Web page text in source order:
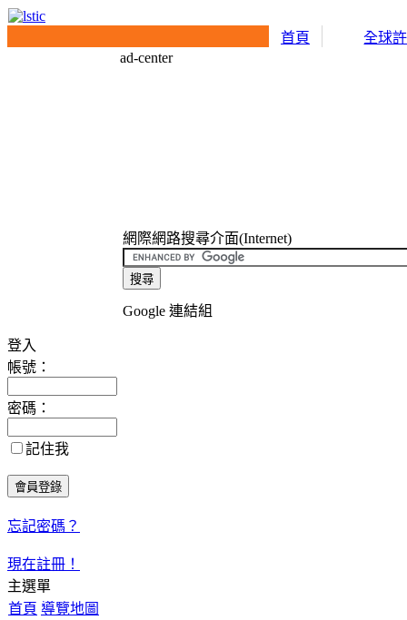
首頁 全球
登入
帳號：
密碼：
記住我
忘記密碼？
現在註冊！
主選單
首頁 導覽地圖
ad-center
網際網路搜尋介面(Internet)
Google 連結組